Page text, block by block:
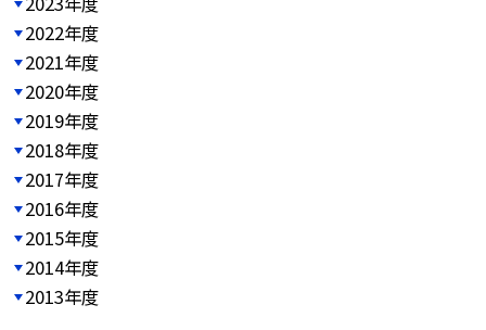
2022年度
2021年度
2020年度
2019年度
2018年度
2017年度
2016年度
2015年度
2014年度
2013年度